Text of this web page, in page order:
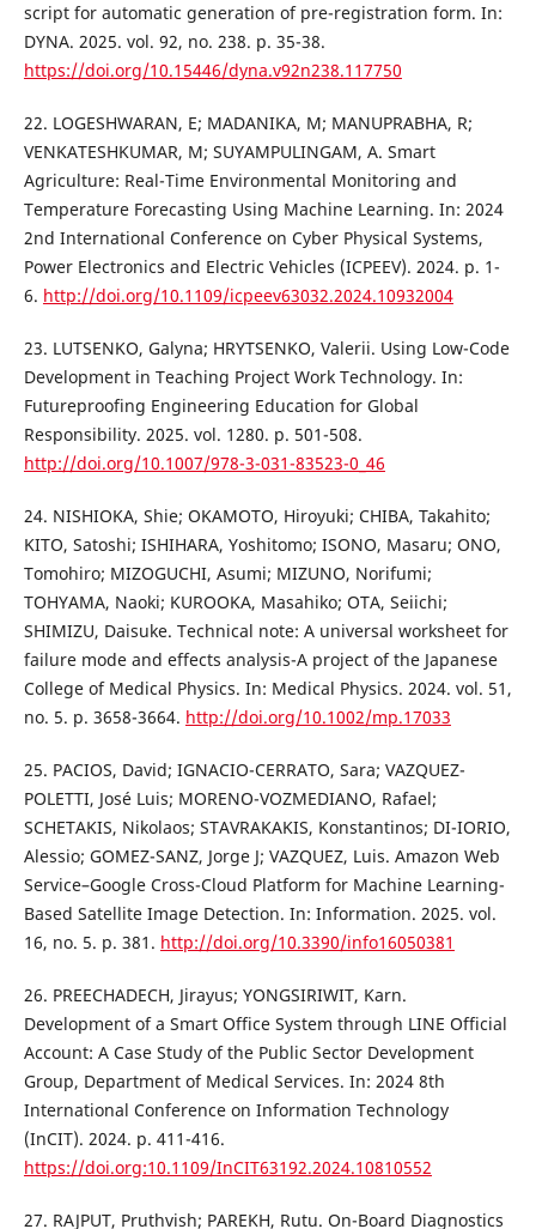
script for automatic generation of pre-registration form. In:
DYNA. 2025. vol. 92, no. 238. p. 35-38.
https://doi.org/10.15446/dyna.v92n238.117750
22. LOGESHWARAN, E; MADANIKA, M; MANUPRABHA, R;
VENKATESHKUMAR, M; SUYAMPULINGAM, A. Smart
Agriculture: Real-Time Environmental Monitoring and
Temperature Forecasting Using Machine Learning. In: 2024
2nd International Conference on Cyber Physical Systems,
Power Electronics and Electric Vehicles (ICPEEV). 2024. p. 1-
6. http://doi.org/10.1109/icpeev63032.2024.10932004
23. LUTSENKO, Galyna; HRYTSENKO, Valerii. Using Low-Code
Development in Teaching Project Work Technology. In:
Futureproofing Engineering Education for Global
Responsibility. 2025. vol. 1280. p. 501-508.
http://doi.org/10.1007/978-3-031-83523-0_46
24. NISHIOKA, Shie; OKAMOTO, Hiroyuki; CHIBA, Takahito;
KITO, Satoshi; ISHIHARA, Yoshitomo; ISONO, Masaru; ONO,
Tomohiro; MIZOGUCHI, Asumi; MIZUNO, Norifumi;
TOHYAMA, Naoki; KUROOKA, Masahiko; OTA, Seiichi;
SHIMIZU, Daisuke. Technical note: A universal worksheet for
failure mode and effects analysis-A project of the Japanese
College of Medical Physics. In: Medical Physics. 2024. vol. 51,
no. 5. p. 3658-3664. http://doi.org/10.1002/mp.17033
25. PACIOS, David; IGNACIO-CERRATO, Sara; VAZQUEZ-
POLETTI, José Luis; MORENO-VOZMEDIANO, Rafael;
SCHETAKIS, Nikolaos; STAVRAKAKIS, Konstantinos; DI-IORIO,
Alessio; GOMEZ-SANZ, Jorge J; VAZQUEZ, Luis. Amazon Web
Service–Google Cross-Cloud Platform for Machine Learning-
Based Satellite Image Detection. In: Information. 2025. vol.
16, no. 5. p. 381. http://doi.org/10.3390/info16050381
26. PREECHADECH, Jirayus; YONGSIRIWIT, Karn.
Development of a Smart Office System through LINE Official
Account: A Case Study of the Public Sector Development
Group, Department of Medical Services. In: 2024 8th
International Conference on Information Technology
(InCIT). 2024. p. 411-416.
https://doi.org:10.1109/InCIT63192.2024.10810552
27. RAJPUT, Pruthvish; PAREKH, Rutu. On-Board Diagnostics